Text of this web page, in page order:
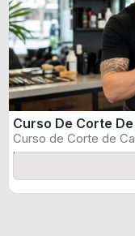
Curso De Corte
Curso de Corte de
horas, certificado ...